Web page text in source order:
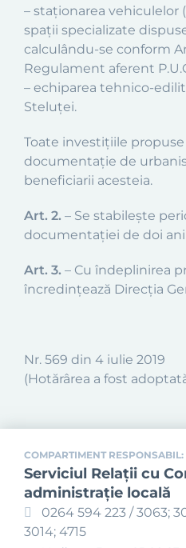
– staţionarea vehiculelor
spaţii specializate
calculându-se conform
Regulament aferent
– echiparea tehnico-
Steluţei.
Toate investiţiile
documentaţie de
beneficiarii acesteia.
Art. 2. – Se stabileşte
documentaţiei de doi ani
Art. 3. – Cu îndeplinirea
încredinţează Direcţia
Nr. 569 din 4 iulie 2019
(Hotărârea a fost
COMPARTIMENT RESPONSABIL:
Serviciul Relaţii cu
administraţie locală
0264 594 223 / 3063;
3014; 4715